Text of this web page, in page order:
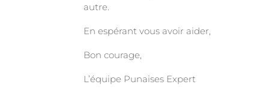
autre.
En espérant vous avoir aider,
Bon courage,
L’équipe Punaises Expert